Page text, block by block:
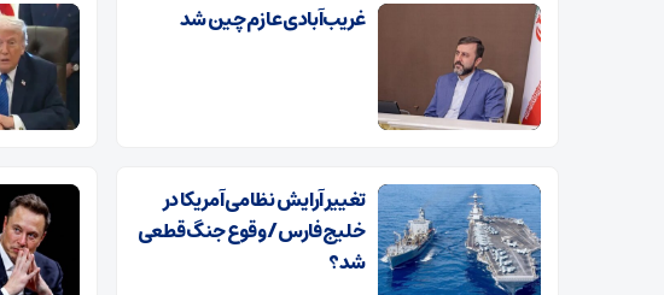
غریب‌آبادی عازم چین شد
تغییر آرایش نظامی آمریکا در
خلیج فارس/ وقوع جنگ قطعی
شد؟